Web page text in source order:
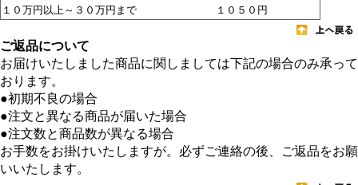
１０万円以上～３０万円まで
１０５０円
ご返品について
お届けいたしました商品に関しましては下記の場合のみ承って
おります。
●初期不良の場合
●注文と異なる商品が届いた場合
●注文数と商品数が異なる場合
お手数をお掛けいたしますが。必ずご連絡の後、ご返品をお願
いいたします。